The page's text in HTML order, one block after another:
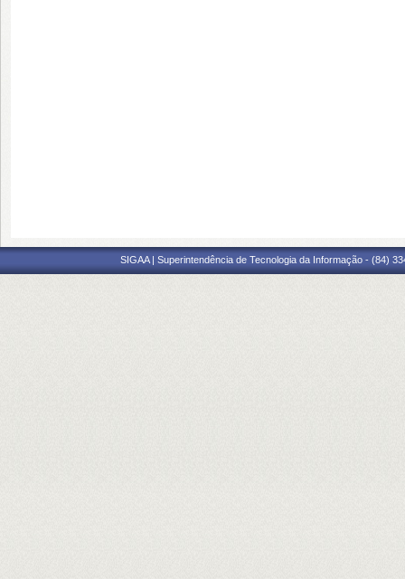
SIGAA | Superintendência de Tecnologia da Informação - (84)